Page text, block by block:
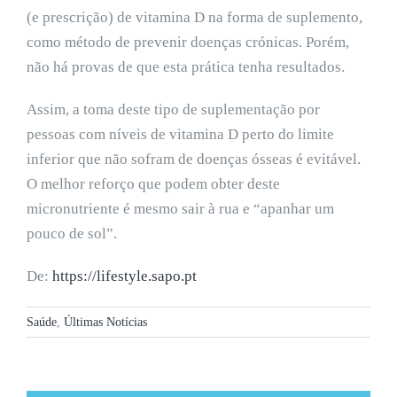
(e prescrição) de vitamina D na forma de suplemento,
como método de prevenir doenças crónicas. Porém,
não há provas de que esta prática tenha resultados.
Assim, a toma deste tipo de suplementação por
pessoas com níveis de vitamina D perto do limite
inferior que não sofram de doenças ósseas é evitável.
O melhor reforço que podem obter deste
micronutriente é mesmo sair à rua e “apanhar um
pouco de sol”.
De: https://lifestyle.sapo.pt
Saúde Últimas Notícias